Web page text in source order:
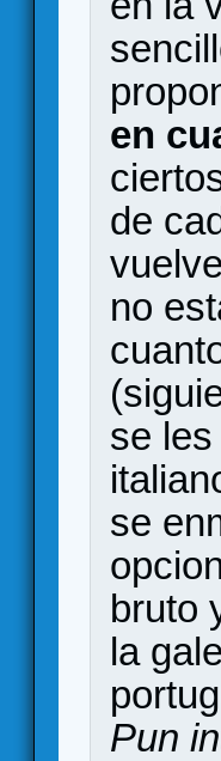
en
de
no
se
se
bruto
la
Pun